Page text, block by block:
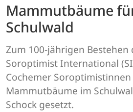
Mammutbäume
Schulwald
Zum 100-jährigen Bestehen
Soroptimist International
Cochemer Soroptimistinnen
Mammutbäume im
Schock gesetzt.